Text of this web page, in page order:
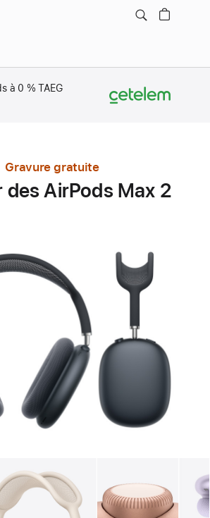
à 0 % TAEG
Gravure gratuite
AirPods Max 2
1 Galerie Image 2 Galerie